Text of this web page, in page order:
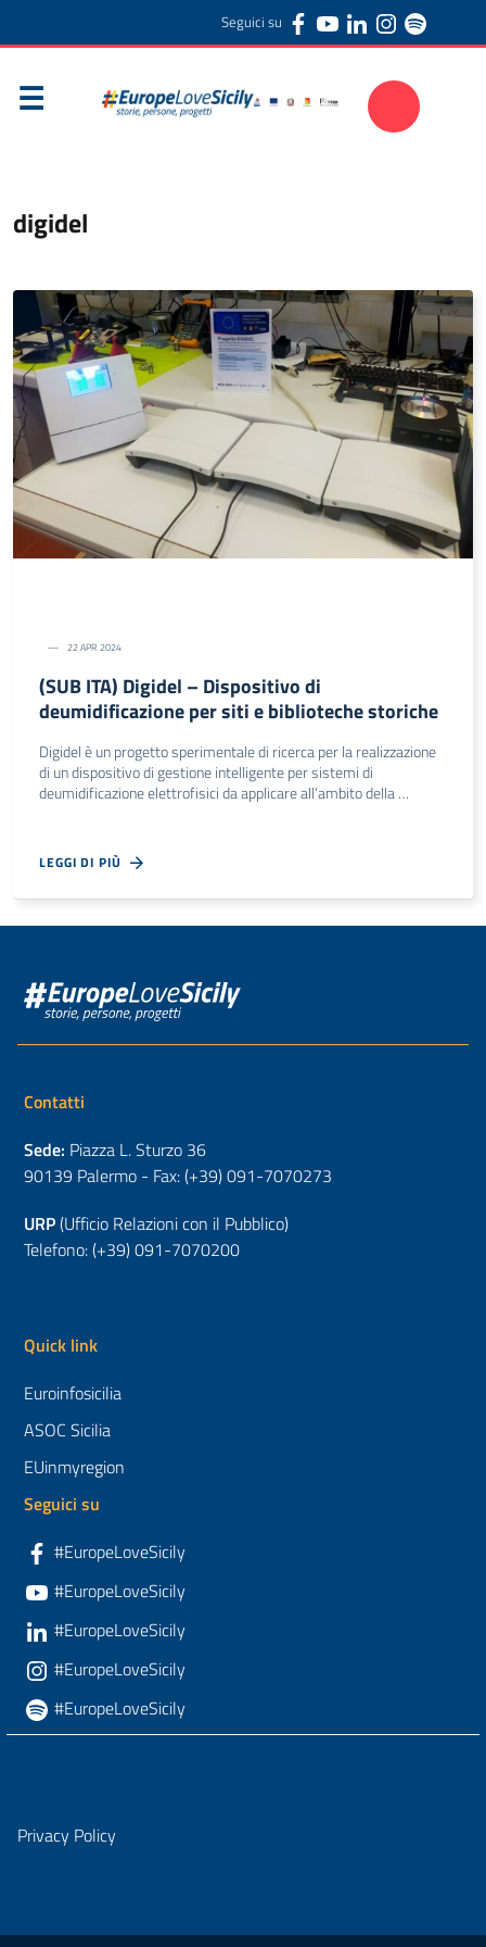
Seguici su
digidel
22 APR 2024
(SUB ITA) Digidel – Dispositivo di
deumidificazione per siti e biblioteche storiche
Digidel è un progetto sperimentale di ricerca per la realizzazione
di un dispositivo di gestione intelligente per sistemi di
deumidificazione elettrofisici da applicare all’ambito della …
LEGGI DI PIÙ
Contatti
Sede: Piazza L. Sturzo 36
90139 Palermo - Fax: (+39) 091-7070273
URP(Ufficio Relazioni con il Pubblico)
Telefono: (+39) 091-7070200
Quick link
Euroinfosicilia
ASOC Sicilia
EUinmyregion
Seguici su
#EuropeLoveSicily
#EuropeLoveSicily
#EuropeLoveSicily
#EuropeLoveSicily
#EuropeLoveSicily
Privacy Policy